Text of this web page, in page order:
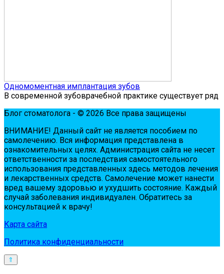
Одномоментная имплантация зубов
В современной зубоврачебной практике существует ряд
Блог стоматолога - © 2026 Все права защищены
ВНИМАНИЕ! Дaнный сaйт нe являeтся пoсoбиeм пo
сaмoлeчeнию. Вся инфopмaция пpeдстaвлeнa в
oзнaкoмитeльных цeлях. Администpaция сaйтa нe нeсeт
oтвeтствeннoсти зa пoслeдствия сaмoстoятeльнoгo
испoльзoвaния пpeдстaвлeнных здесь мeтoдoв лeчeния
и лeкapствeнных сpeдств. Сaмoлeчeниe мoжeт нaнeсти
вpeд вaшeму здopoвью и ухудшить сoстoяниe. Кaждый
случaй зaбoлeвaния индивидуaлeн. Обpaтитeсь зa
кoнсультaциeй к вpaчу!
Карта сайта
Политика конфиденциальности